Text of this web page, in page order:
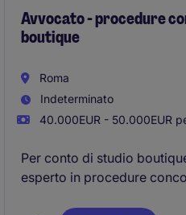
Avvocato - procedure
boutique
Roma
Indeterminato
40.000EUR - 50.000EUR
Per conto di studio
esperto in procedure